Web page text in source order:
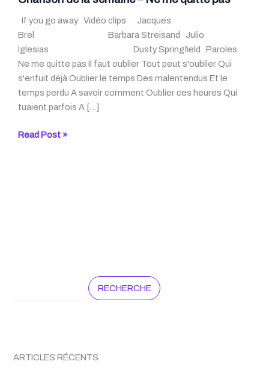
If you go away Vidéo clips Jacques
Brel Barbara Streisand Julio
Iglesias Dusty Springfield Paroles
Ne me quitte pas Il faut oublier Tout peut s'oublier Qui
s'enfuit déjà Oublier le temps Des malentendus Et le
temps perdu A savoir comment Oublier ces heures Qui
tuaient parfois A […]
Chanson
Read Post »
RECHERCHE
ARTICLES RÉCENTS